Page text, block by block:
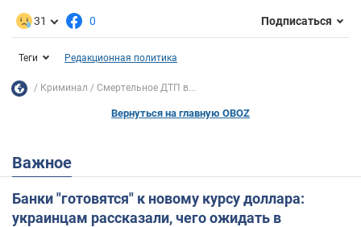
31 0 Подписаться
Теги Редакционная политика
Криминал Смертельное ДТП в...
Вернуться на главную OBOZ
Важное
Банки "готовятся" к новому курсу доллара:
украинцам рассказали, чего ожидать в